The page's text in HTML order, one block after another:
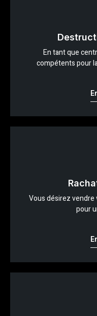
En tant que
compétents pour
Vous désirez
pour